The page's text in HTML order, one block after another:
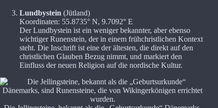
Lundbystein (Jütland)
Koordinaten: 55.8735° N, 9.7092° E
Der Lundbystein ist ein weniger bekannter, aber ebenso
wichtiger Runenstein, der in einem frühchristlichen Kontext
steht. Die Inschrift ist eine der ältesten, die direkt auf den
christlichen Glauben Bezug nimmt, und markiert den
Einfluss der neuen Religion auf die nordische Kultur.